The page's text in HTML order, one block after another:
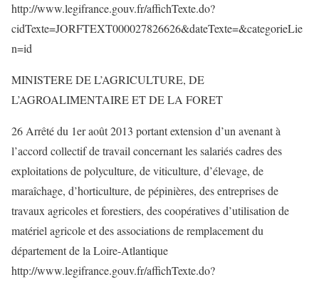
http://www.legifrance.gouv.fr/affichTexte.do?
cidTexte=JORFTEXT000027826626&dateTexte=&categorieLie
n=id
MINISTERE DE L’AGRICULTURE, DE
L’AGROALIMENTAIRE ET DE LA FORET
26 Arrêté du 1er août 2013 portant extension d’un avenant à
l’accord collectif de travail concernant les salariés cadres des
exploitations de polyculture, de viticulture, d’élevage, de
maraîchage, d’horticulture, de pépinières, des entreprises de
travaux agricoles et forestiers, des coopératives d’utilisation de
matériel agricole et des associations de remplacement du
département de la Loire-Atlantique
http://www.legifrance.gouv.fr/affichTexte.do?